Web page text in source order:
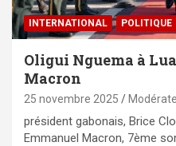
INTERNATIONAL POLITIQUE
Oligui Nguema à
Macron
25 novembre 2025
président gabonais, Brice
Emmanuel Macron, 7ème